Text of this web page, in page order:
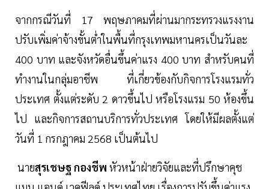
จากกรณีวันที่ 17 พฤษภาคมที่ผ่านมากระทรวงแรงงาน
ปรับเพิ่มค่าจ้างขั้นต่ำในพื้นที่กรุงเทพมหานครเป็นวันละ
400 บาท และจังหวัดอื่นขึ้นค่าแรง 400 บาท สำหรับคนที่
ทำงานในกลุ่มอาชีพ ที่เกี่ยวข้องกับกิจการโรงแรมทั่ว
ประเทศ ตั้งแต่ระดับ 2 ดาวขึ้นไป หรือโรงแรม 50 ห้องขึ้น
ไป และกิจการสถานบริการทั่วประเทศ โดยให้มีผลตั้งแต่
วันที่ 1 กรกฎาคม 2568 เป็นต้นไป
นายสุรเชษฐ กองชีพ หัวหน้าฝ่ายวิจัยและที่ปรึกษาคุช